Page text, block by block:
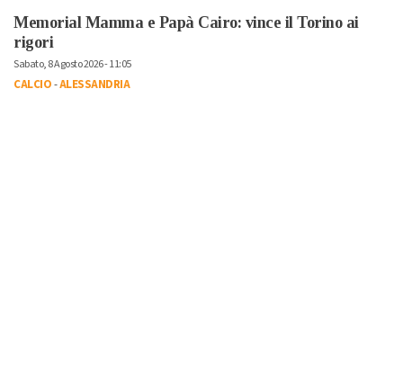
Memorial Mamma e Papà Cairo: vince il Torino ai
rigori
Sabato, 8 Agosto 2026 - 11:05
CALCIO-ALESSANDRIA